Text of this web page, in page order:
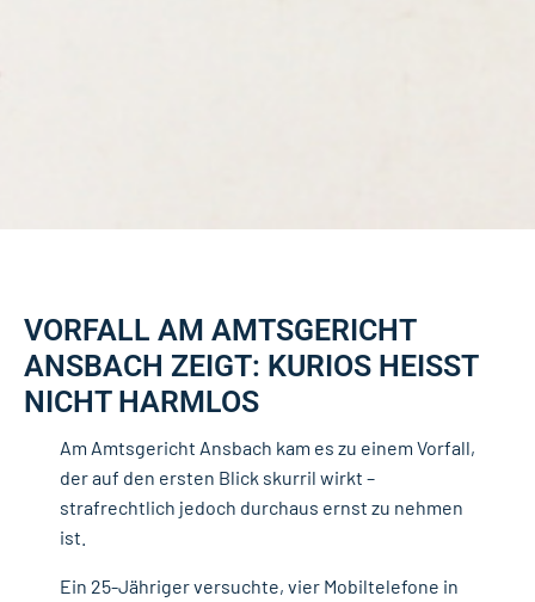
VORFALL AM AMTSGERICHT
ANSBACH ZEIGT: KURIOS HEISST N
ICHT HARMLOS
Am Amtsgericht Ansbach kam es zu einem Vorfall,
der auf den ersten Blick skurril wirkt –
strafrechtlich jedoch durchaus ernst zu nehmen
ist.
Ein 25-Jähriger versuchte, vier Mobiltelefone in